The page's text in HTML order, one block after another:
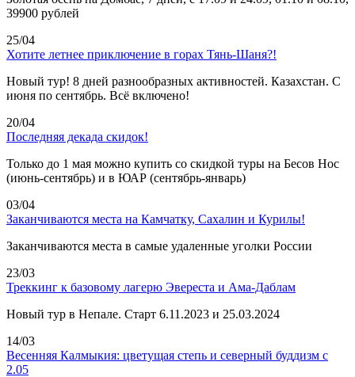
39900 рублей
25/04
Хотите летнее приключение в горах Тянь-Шаня?!
Новый тур! 8 дней разнообразных активностей. Казахстан. С
июня по сентябрь. Всё включено!
20/04
Последняя декада скидок!
Только до 1 мая можно купить со скидкой туры на Бесов Нос
(июнь-сентябрь) и в ЮАР (сентябрь-январь)
03/04
Заканчиваются места на Камчатку, Сахалин и Курилы!
Заканчиваются места в самые удаленные уголки России
23/03
Треккинг к базовому лагерю Эвереста и Ама-Даблам
Новый тур в Непале. Старт 6.11.2023 и 25.03.2024
14/03
Весенняя Калмыкия: цветущая степь и северный буддизм с
2.05